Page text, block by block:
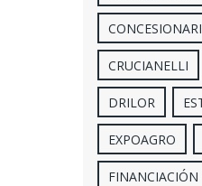
CRUCIANELLI
DRILOR
EXPOAGRO
FINANCIACIÓN